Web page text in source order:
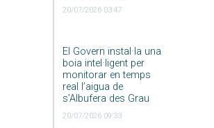
20/07/2026 03:47
El Govern instal·la una
boia intel·ligent per
monitorar en temps
real l’aigua de
s’Albufera des Grau
20/07/2026 09:33